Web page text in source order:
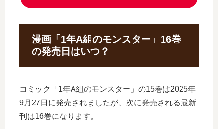
漫画「1年A組のモンスター」16巻
の発売日はいつ？
コミック「1年A組のモンスター」の15巻は2025年
9月27日に発売されましたが、次に発売される最新
刊は16巻になります。